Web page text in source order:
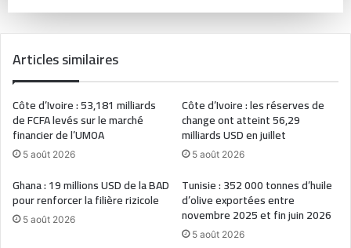
Articles similaires
Côte d’Ivoire : 53,181 milliards
de FCFA levés sur le marché
financier de l’UMOA
5 août 2026
Côte d’Ivoire : les réserves de
change ont atteint 56,29
milliards USD en juillet
5 août 2026
Ghana : 19 millions USD de la BAD
pour renforcer la filière rizicole
5 août 2026
Tunisie : 352 000 tonnes d’huile
d’olive exportées entre
novembre 2025 et fin juin 2026
5 août 2026